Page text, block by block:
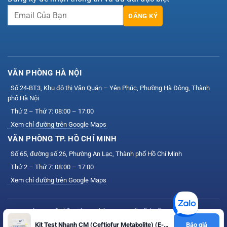
ĐĂNG KÝ
VĂN PHÒNG HÀ NỘI
Số 24-BT3, Khu đô thị Văn Quán – Yên Phúc, Phường Hà Đông, Thành
phố Hà Nội
Thứ 2 – Thứ 7: 08:00 – 17:00
Xem chỉ đường trên Google Maps
VĂN PHÒNG TP. HỒ CHÍ MINH
Số 65, đường số 26, Phường An Lạc, Thành phố Hồ Chí Minh
Thứ 2 – Thứ 7: 08:00 – 17:00
Xem chỉ đường trên Google Maps
Công ty Cổ phần Công nghệ VIS — Mã số thuế: 0111164758
Kit Test Nhanh CM (Ceftiofur Metabolite) (E-FS-C114)
Báo giá